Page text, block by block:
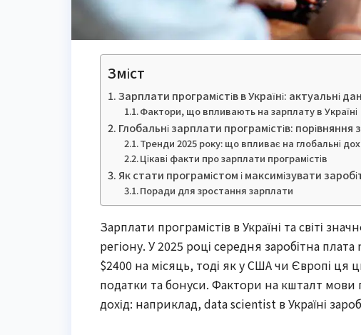
Зміст
Зарплати програмістів в Україні: актуальні
Фактори, що впливають на зарплату в Україні
Глобальні зарплати програмістів: порівняння
Тренди 2025 року: що впливає на глобальні
Цікаві факти про зарплати програмістів
Як стати програмістом і максимізувати
Поради для зростання зарплати
Зарплати програмістів в Україні та світі
регіону. У 2025 році середня заробітна
$2400 на місяць, тоді як у США чи Європі
податки та бонуси. Фактори на кшталт
дохід: наприклад, data scientist в Україні